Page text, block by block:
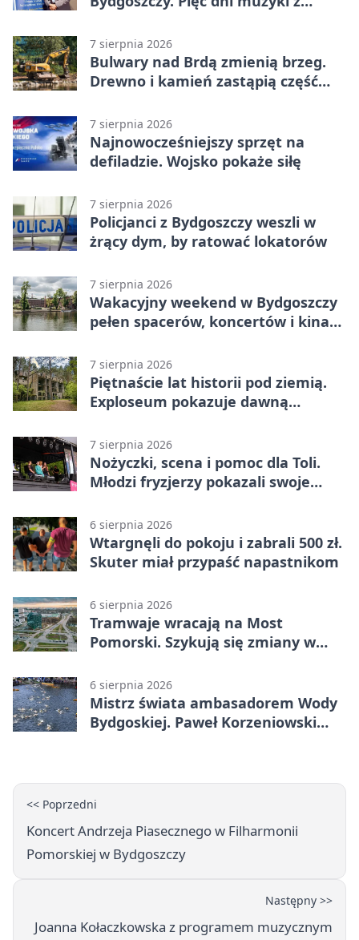
7 sierpnia 2026
Bulwary nad Brdą zmienią brzeg.
Drewno i kamień zastąpią część
7 sierpnia 2026
Najnowocześniejszy sprzęt na
defiladzie. Wojsko pokaże siłę
7 sierpnia 2026
Policjanci z Bydgoszczy weszli w
żrący dym, by ratować lokatorów
7 sierpnia 2026
Wakacyjny weekend w Bydgoszczy
pełen spacerów, koncertów i kina
7 sierpnia 2026
Piętnaście lat historii pod ziemią.
Exploseum pokazuje dawną
7 sierpnia 2026
Nożyczki, scena i pomoc dla Toli.
Młodzi fryzjerzy pokazali swoje
6 sierpnia 2026
Wtargnęli do pokoju i zabrali 500 zł.
Skuter miał przypaść napastnikom
6 sierpnia 2026
Tramwaje wracają na Most
Pomorski. Szykują się zmiany w
6 sierpnia 2026
Mistrz świata ambasadorem Wody
Bydgoskiej. Paweł Korzeniowski
<< Poprzedni
Koncert Andrzeja Piasecznego w Filharmonii
Pomorskiej w Bydgoszczy
Następny >>
Joanna Kołaczkowska z programem muzycznym